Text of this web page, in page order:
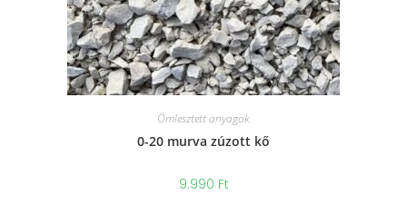
Ömlesztett anyagok
0-20 murva zúzott kő
9.990 Ft